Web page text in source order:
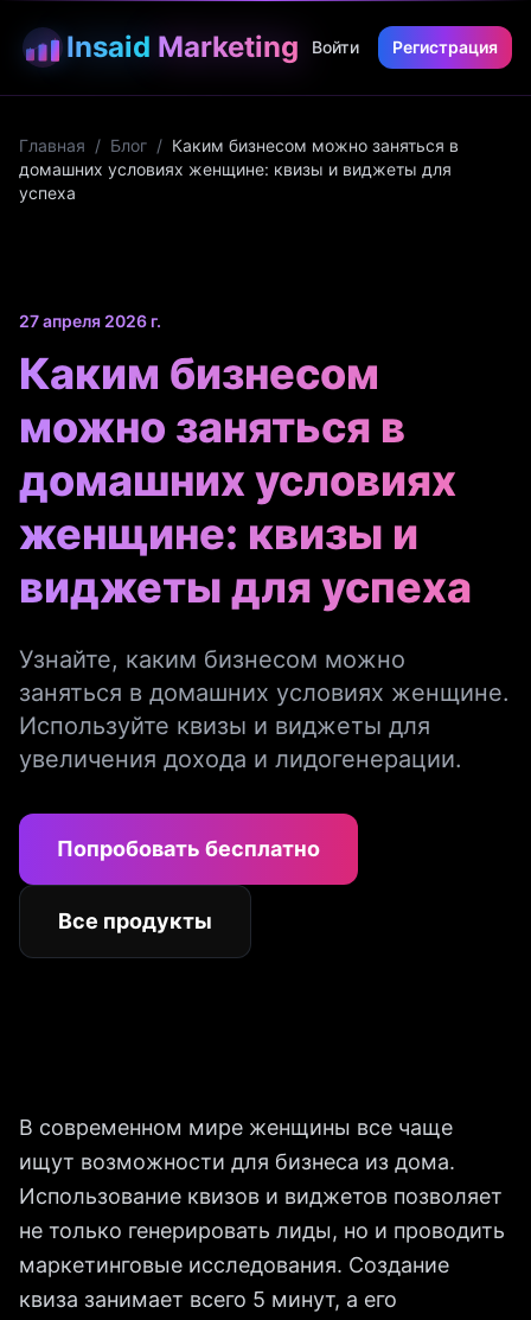
Insaid Marketing Войти Регистрация
Главная / Блог / Каким бизнесом можно заняться в
домашних условиях женщине: квизы и виджеты для
успеха
27 апреля 2026 г.
Каким бизнесом
можно заняться в
домашних условиях
женщине: квизы и
виджеты для успеха
Узнайте, каким бизнесом можно
заняться в домашних условиях женщине.
Используйте квизы и виджеты для
увеличения дохода и лидогенерации.
Попробовать бесплатно
Все продукты
В современном мире женщины все чаще
ищут возможности для бизнеса из дома.
Использование квизов и виджетов позволяет
не только генерировать лиды, но и проводить
маркетинговые исследования. Создание
квиза занимает всего 5 минут, а его